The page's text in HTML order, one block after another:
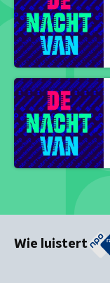
Wie luistert